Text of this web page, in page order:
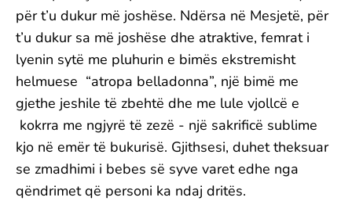
për t’u dukur më joshëse. Ndërsa në Mesjetë, për
t’u dukur sa më joshëse dhe atraktive, femrat i
lyenin sytë me pluhurin e bimës ekstremisht
helmuese “atropa belladonna”, një bimë me
gjethe jeshile të zbehtë dhe me lule vjollcë e
kokrra me ngjyrë të zezë - një sakrificë sublime
kjo në emër të bukurisë. Gjithsesi, duhet theksuar
se zmadhimi i bebes së syve varet edhe nga
qëndrimet që personi ka ndaj dritës.